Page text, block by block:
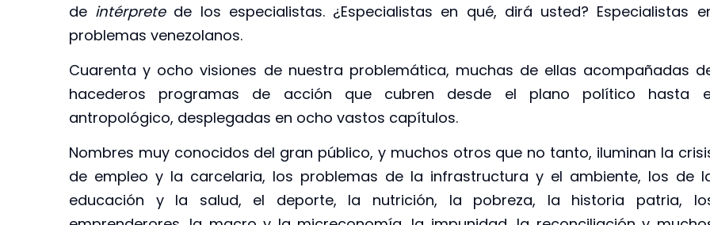
de intérprete de los especialistas. ¿Especialistas en qué, dirá usted? Especialistas
problemas venezolanos.
Cuarenta y ocho visiones de nuestra problemática, muchas de ellas acompañadas
hacederos programas de acción que cubren desde el plano político hasta
antropológico, desplegadas en ocho vastos capítulos.
Nombres muy conocidos del gran público, y muchos otros que no tanto, iluminan la
de empleo y la carcelaria, los problemas de la infrastructura y el ambiente, los de
educación y la salud, el deporte, la nutrición, la pobreza, la historia patria,